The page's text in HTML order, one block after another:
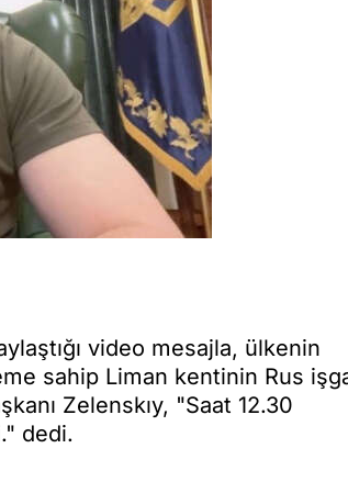
video mesajla, ülkenin
sahip Liman kentinin Rus
Zelenskıy, "Saat 12.30
dedi.